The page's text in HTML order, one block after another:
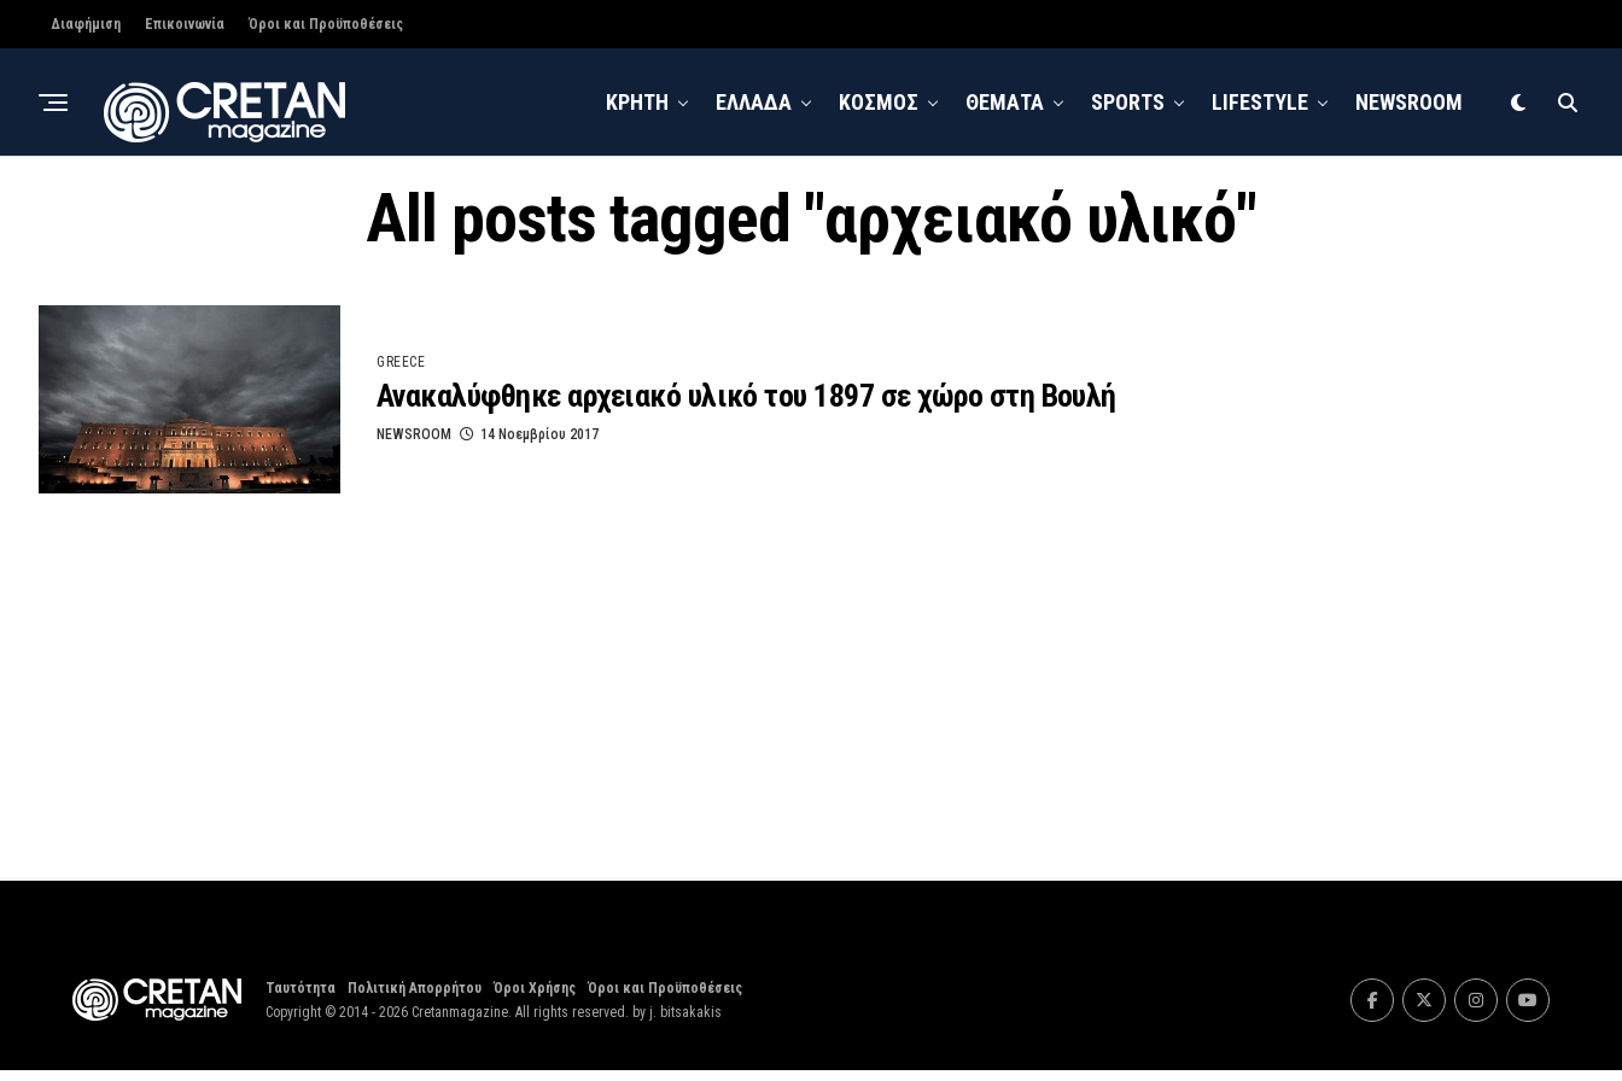
Διαφήμιση Επικοινωνία Όροι και Προϋποθέσεις
ΚΡΗΤΗ ΕΛΛΑΔΑ ΚΟΣΜΟΣ ΘΕΜΑΤΑ SPORTS LIFESTYLE NEWSROOM
All posts tagged "αρχειακό υλικό"
GREECE
Ανακαλύφθηκε αρχειακό υλικό του 1897 σε χώρο στη Βουλή
NEWSROOM 14 Νοεμβρίου 2017
Ταυτότητα Πολιτική Απορρήτου Όροι Χρήσης
Όροι και Προϋποθέσεις
Copyright © 2014 - 2026 Cretanmagazine. All rights reserved. by j. bitsakakis